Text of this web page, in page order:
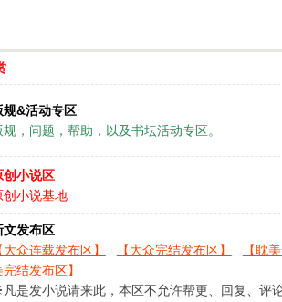
作者： ...
【请补上原
见闻 ...
求《[足球]
救救 ...
《肉骨樊笼.
尾鱼 ...
《炮灰女配
子亥 ...
求《北宋灶
求《哥谭猫
于等到 ...
求《[综英
规&活动专区
规，问题，帮助，以及书坛活动专区。
创小说区
创小说基地
文发布区
大众连载发布区】
【大众完结发布区】
【耽
完结发布区】
是发小说请来此，本区不允许帮更、回复、评